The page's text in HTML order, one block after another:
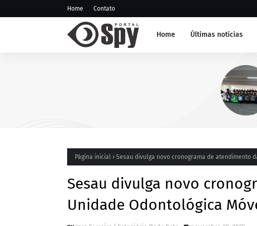
Home Contato
Home Últimas notícias
GCM representa Juazeiro na VI
edição do Nivelamento de Ações
Táticas (NAT-ROMU), em Cabo de
Página inicial Sesau divulga novo cronograma de atendimento
Sesau divulga novo
Unidade Odontológica